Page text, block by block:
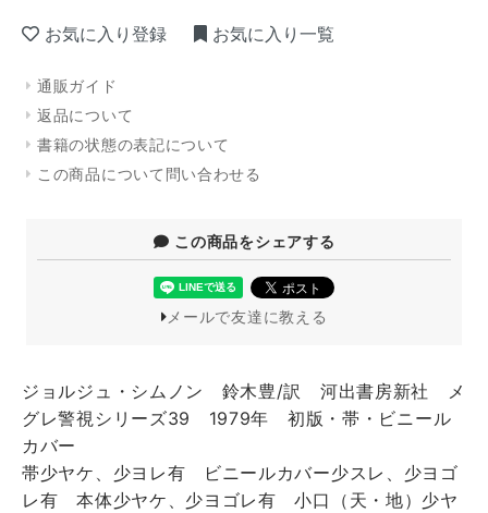
お気に入り登録 お気に入り一覧
通販ガイド
返品について
書籍の状態の表記について
この商品について問い合わせる
この商品をシェアする
メールで友達に教える
ジョルジュ・シムノン 鈴木豊/訳 河出書房新社 メ
グレ警視シリーズ39 1979年 初版・帯・ビニール
カバー
帯少ヤケ、少ヨレ有 ビニールカバー少スレ、少ヨゴ
レ有 本体少ヤケ、少ヨゴレ有 小口（天・地）少ヤ